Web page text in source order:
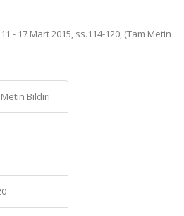
- 17 Mart 2015, ss.114-120, (Tam Metin
Bildiri